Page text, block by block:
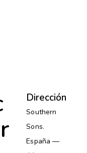
Dirección
Southern
Sons.
España —